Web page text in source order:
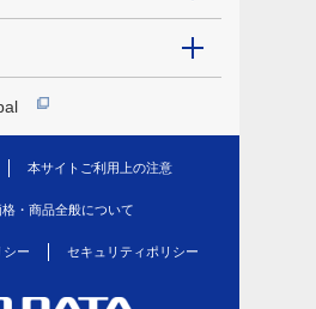
本サイトご利用上の注意
・商品全般について
シー セキュリティポリシー